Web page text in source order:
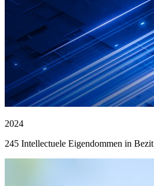
2024
245 Intellectuele Eigendommen in Bezit